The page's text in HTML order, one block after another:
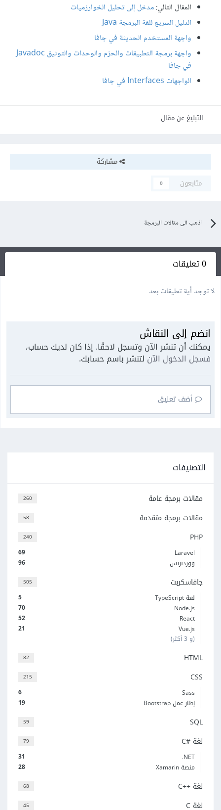
المقال التالي:مدخل إلى تحليل الخوارزميات
الدليل السريع للغة البرمجة Java
واجهة المستخدم الحديثة في جافا
واجهة برمجة التطبيقات والحزم والوحدات والتوثيق Javadoc
في جافا
الواجهات Interfaces في جافا
التبليغ عن مقال
مشاركة
متابعون
0
اذهب الى مقالات البرمجة
0 تعليقات
لا توجد أية تعليقات بعد
انضم إلى النقاش
يمكنك أن تنشر الآن وتسجل لاحقًا. إذا كان لديك حساب،
فسجل الدخول الآن لتنشر باسم حسابك.
أضف تعليق
التصنيفات
260 مقالات برمجة عامة
58 مقالات برمجة متقدمة
240 PHP
69
Laravel
96
ووردبريس
505 جافاسكربت
5
لغة TypeScript
70
Node.js
52
React
21
Vue.js
(و 3 أكثر)
82 HTML
215 CSS
6
Sass
19
إطار عمل Bootstrap
59 SQL
79 لغة C#‎
31
‎.NET
28
منصة Xamarin
68 لغة C++‎
45 لغة C